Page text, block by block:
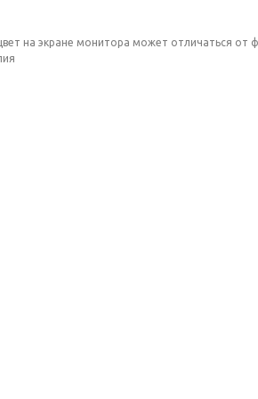
на экране монитора может отличаться от